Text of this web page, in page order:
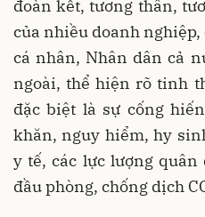
đoàn kết, tương thân,
của nhiều doanh
cá nhân, Nhân dân cả
ngoài, thể hiện rõ tinh
đặc biệt là sự cống
khăn, nguy hiểm, hy
y tế, các lực lượng
đầu phòng, chống dịch